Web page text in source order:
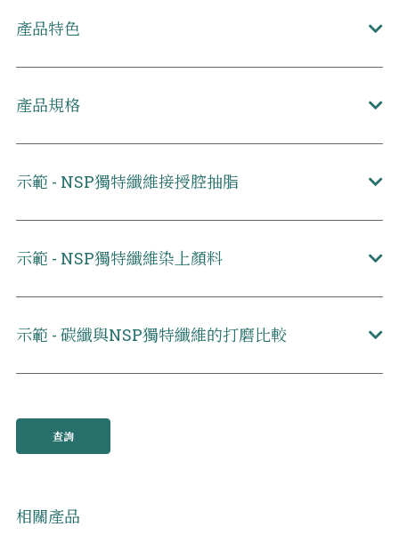
產品特色
產品規格
示範 - NSP獨特纖維接授腔抽脂
示範 - NSP獨特纖維染上顏料
示範 - 碳纖與NSP獨特纖維的打磨比較
查詢
相關產品